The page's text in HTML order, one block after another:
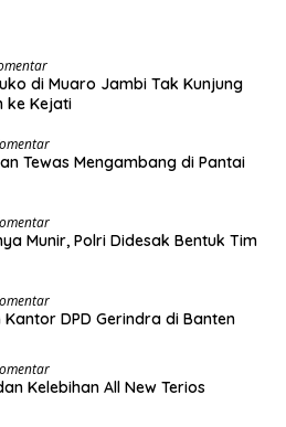
di Muaro Jambi Tak Kunjung
ke Kejati
Tewas Mengambang di Pantai
Munir, Polri Didesak Bentuk Tim
DPD Gerindra di Banten
Kelebihan All New Terios